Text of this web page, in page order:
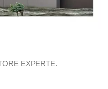
EXPERTE.